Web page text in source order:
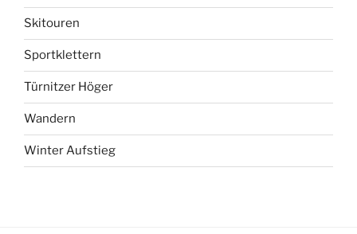
Skitouren
Sportklettern
Türnitzer Höger
Wandern
Winter Aufstieg